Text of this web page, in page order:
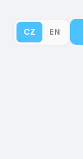
CZ EN